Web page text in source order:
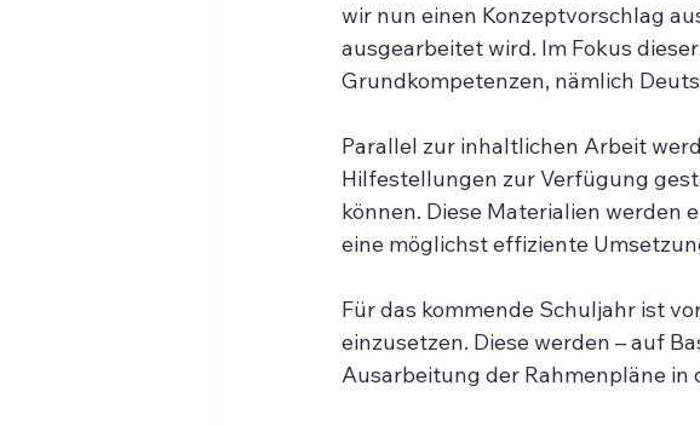
wir nun einen Konzeptvorschlag
ausgearbeitet wird. Im Fokus
Grundkompetenzen, nämlich
Parallel zur inhaltlichen Arbeit
Hilfestellungen zur Verfügung
können. Diese Materialien werden
eine möglichst effiziente
Für das kommende Schuljahr ist
einzusetzen. Diese werden – auf
Ausarbeitung der Rahmenpläne in